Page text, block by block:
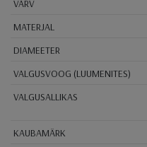
VÄRV
MATERJAL
DIAMEETER
VALGUSVOOG (LUUMENITES)
VALGUSALLIKAS
KAUBAMÄRK